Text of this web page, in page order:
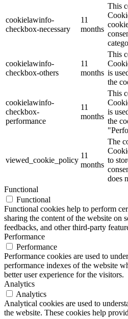
cookielawinfo-
checkbox-necessary
11
months
This
cookielawinfo-
checkbox-others
11
months
This
is
the
cookielawinfo-
checkbox-
performance
11
months
This
is
the
viewed_cookie_policy
11
months
The
to
does
Functional
Functional
Functional cookies help to perform
sharing the content of the website on
feedbacks, and other third-party
Performance
Performance
Performance cookies are used to
performance indexes of the website
better user experience for the visitors.
Analytics
Analytics
Analytical cookies are used to
the website. These cookies help